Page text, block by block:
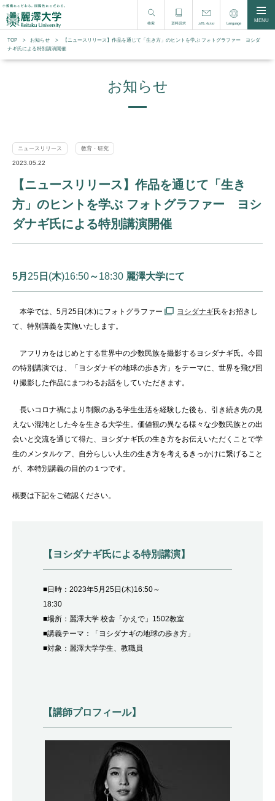
検索 資料請求 お問い合わせ Language MENU
TOP お知らせ
【ニュースリリース】作品を通じて「生き方」のヒントを学ぶ フォトグラファー ヨシダ
ナギ氏による特別講演開催
お知らせ
ニュースリリース 教育・研究
2023.05.22
【ニュースリリース】作品を通じて「生き
方」のヒントを学ぶ フォトグラファー ヨシ
ダナギ氏による特別講演開催
5月 25 日 (木)16:50～18:30 麗澤大学にて
本学では、 5月 25日 (木)にフォトグラファー ヨシダナギ氏をお招きし
て、特別講義を実施いたします。
アフリカをはじめとする世界中の少数民族を撮影するヨシダナギ氏。今回
の特別講演では、「ヨシダナギの地球の歩き方」をテーマに、世界を飛び回
り撮影した作品にまつわるお話をしていただきます。
長いコロナ禍により制限のある学生生活を経験した後も、引き続き先の見
えない混沌とした今を生きる大学生。価値観の異なる様々な少数民族との出
会いと交流を通じて得た、ヨシダナギ氏の生き方をお伝えいただくことで学
生のメンタルケア、自分らしい人生の生き方を考えるきっかけに繋げること
が、本特別講義の目的の１つです。
概要は下記をご確認ください。
【ヨシダナギ氏による特別講演】
■日時： 2023年5月 25日 (木)16:50～
18:30
■場所：麗澤大学 校舎「かえで」 1502教室
■講義テーマ：「ヨシダナギの地球の歩き方」
■対象：麗澤大学学生、教職員
【講師プロフィール】